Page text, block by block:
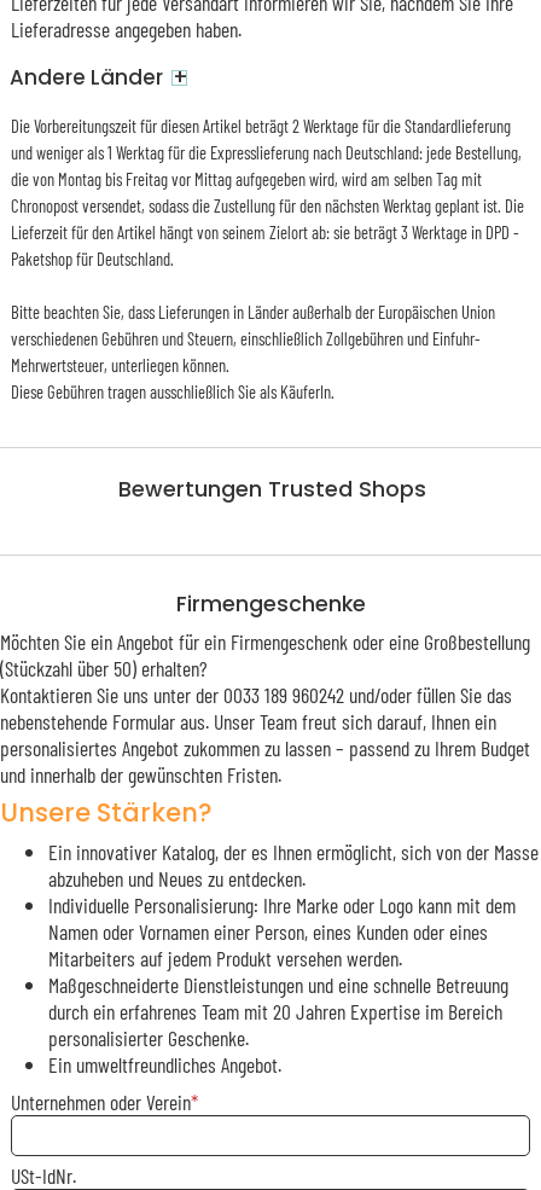
Bewertungen Trusted Shops
Lieferadresse angegeben haben.
Andere Länder +
Die Vorbereitungszeit für diesen Artikel beträgt 2 Werktage für die Standardlieferung
und weniger als 1 Werktag für die Expresslieferung nach Deutschland: jede Bestellung,
die von Montag bis Freitag vor Mittag aufgegeben wird, wird am selben Tag mit
Chronopost versendet, sodass die Zustellung für den nächsten Werktag geplant ist. Die
Lieferzeit für den Artikel hängt von seinem Zielort ab: sie beträgt 3 Werktage in DPD -
Paketshop für Deutschland.
Bitte beachten Sie, dass Lieferungen in Länder außerhalb der Europäischen Union
verschiedenen Gebühren und Steuern, einschließlich Zollgebühren und Einfuhr-
Mehrwertsteuer, unterliegen können.
Diese Gebühren tragen ausschließlich Sie als KäuferIn.
Firmengeschenke
Möchten Sie ein Angebot für ein Firmengeschenk oder eine Großbestellung
(Stückzahl über 50) erhalten?
Kontaktieren Sie uns unter der 0033 189 960242 und/oder füllen Sie das
nebenstehende Formular aus. Unser Team freut sich darauf, Ihnen ein
personalisiertes Angebot zukommen zu lassen – passend zu Ihrem Budget
und innerhalb der gewünschten Fristen.
Unsere Stärken?
Ein innovativer Katalog, der es Ihnen ermöglicht, sich von der Masse
abzuheben und Neues zu entdecken.
Individuelle Personalisierung: Ihre Marke oder Logo kann mit dem
Namen oder Vornamen einer Person, eines Kunden oder eines
Mitarbeiters auf jedem Produkt versehen werden.
Maßgeschneiderte Dienstleistungen und eine schnelle Betreuung
durch ein erfahrenes Team mit 20 Jahren Expertise im Bereich
personalisierter Geschenke.
Ein umweltfreundliches Angebot.
Unternehmen oder Verein
USt-IdNr.